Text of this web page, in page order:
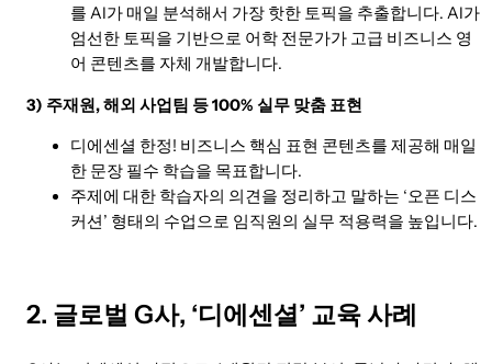
를 AI가 매일 분석해서 가장 핫한 토픽을 추출합니다. AI가
엄선한 토픽을 기반으로 어학 전문가가 고급 비즈니스 영
어 콘텐츠를 자체 개발합니다.
3) 주재원, 해외 사업팀 등 100% 실무 맞춤 표현
디에센셜 한정! 비즈니스 핵심 표현 콘텐츠를 제공해 매일
한 문장 필수 학습을 목표합니다.
주제에 대한 학습자의 의견을 정리하고 말하는 ‘오픈 디스
커션’ 형태의 수업으로 임직원의 실무 적용력을 높입니다.
2. 글로벌 G사, ‘디에센셜’ 교육 사례